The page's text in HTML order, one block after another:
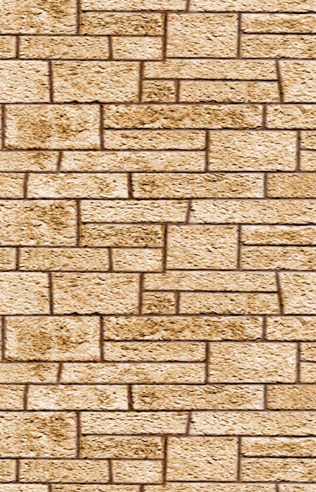
Confundo
Dämonenfeuer
Defodio
Densaugeo
Deprimo
Descendo
Draconifors
Ebublio
Emuvilus
Engorgio Skullus
Entomorphis
Everte Statum
Expellimellius
Expulso
Flagrante
Flederwichtfluch
Flipendo
Fracto Strata
Fulgari
Furnunculus
Glacius
Inanimatus
Konjunktivitis-Fluch
Lacarnum Inflamari
Langlock
Legilimens
Levicorpus
Locomotor Wibbly
Magicus Extremos
Melofors
Mimblewimble
Morsmordre
Mucus ad Nauseam
Mutatio Skullus
Obliviate
Obscuro
Oppugno
Orbis
Oscausi
Petrificus Totalus
Pfefferatem
Piertotum Locomotor
Prior Incantato
Priori Incantatem
Reductio
Reducto